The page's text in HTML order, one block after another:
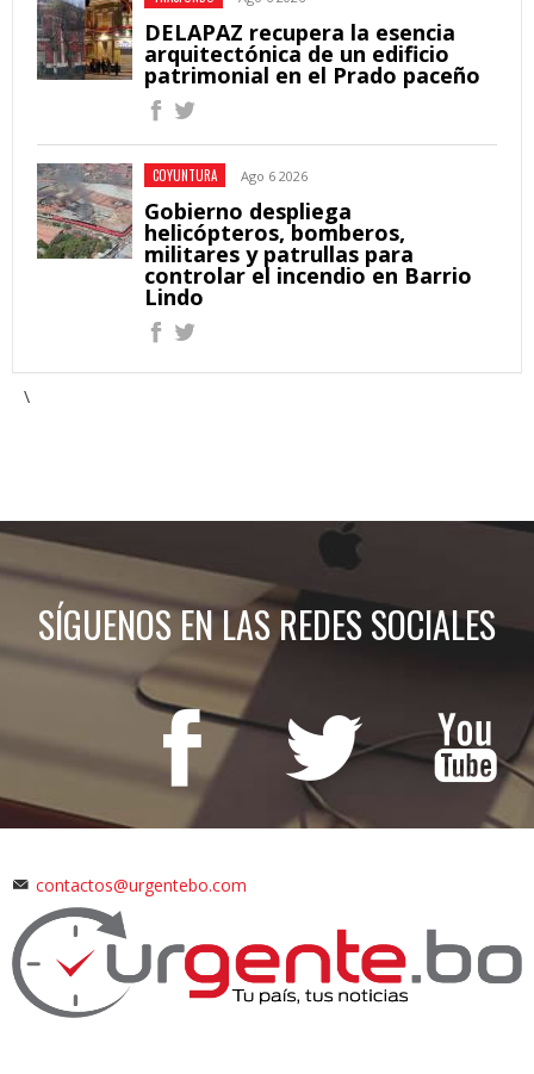
DELAPAZ recupera la esencia
arquitectónica de un edificio
patrimonial en el Prado paceño
COYUNTURA Ago 6 2026
Gobierno despliega
helicópteros, bomberos,
militares y patrullas para
controlar el incendio en Barrio
Lindo
\
SÍGUENOS EN LAS REDES SOCIALES
contactos@urgentebo.com